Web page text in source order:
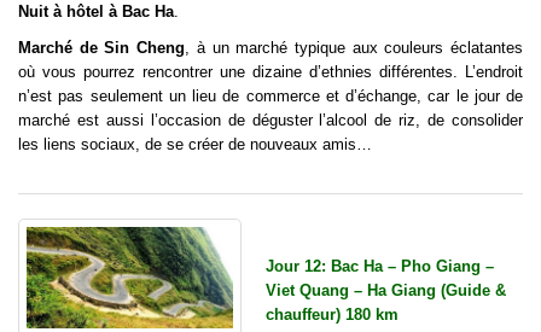
Nuit à hôtel à Bac Ha
Marché de Sin Cheng , à un marché typique aux couleurs éclatantes
où vous pourrez rencontrer une dizaine d’ethnies différentes. L’endroit
n’est pas seulement un lieu de commerce et d’échange, car le jour de
marché est aussi l’occasion de déguster l’alcool de riz, de consolider
les liens sociaux, de se créer de nouveaux amis…
Jour 12: Bac Ha – Pho Giang –
Viet Quang – Ha Giang (Guide &
chauffeur) 180 km